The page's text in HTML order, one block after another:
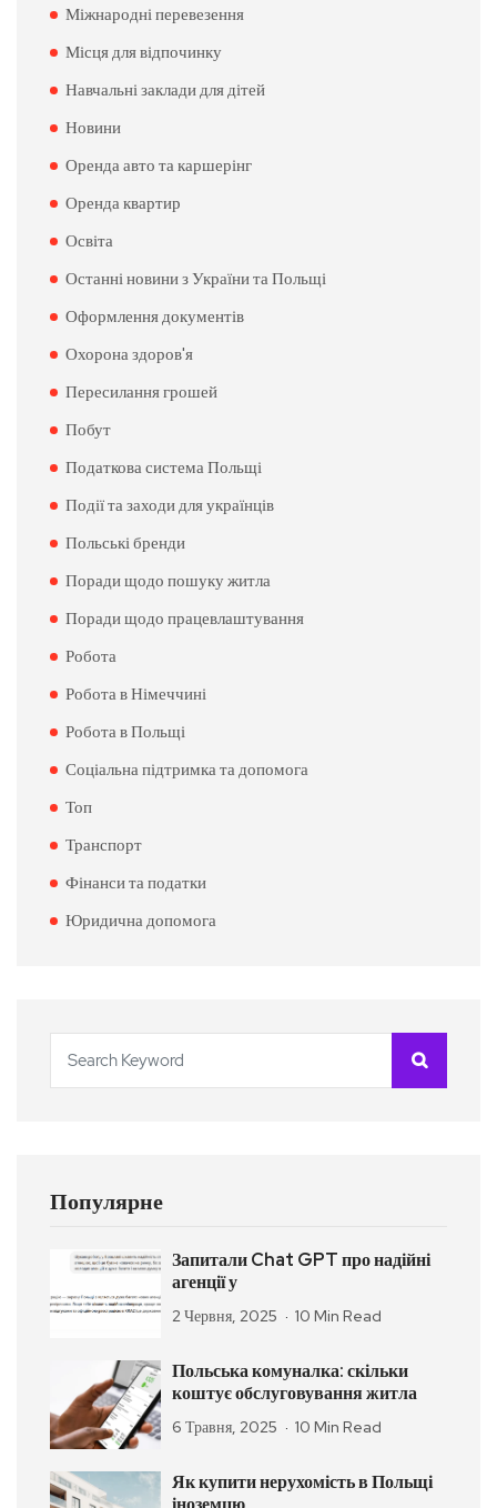
Міжнародні перевезення
Місця для відпочинку
Навчальні заклади для дітей
Новини
Оренда авто та каршерінг
Оренда квартир
Освіта
Останні новини з України та Польщі
Оформлення документів
Охорона здоров'я
Пересилання грошей
Побут
Податкова система Польщі
Події та заходи для українців
Польські бренди
Поради щодо пошуку житла
Поради щодо працевлаштування
Робота
Робота в Німеччині
Робота в Польщі
Соціальна підтримка та допомога
Топ
Транспорт
Фінанси та податки
Юридична допомога
Популярне
Запитали Chat GPT про надійні
агенції у
2 Червня, 2025 10 Min Read
Польська комуналка: скільки
коштує обслуговування житла
6 Травня, 2025 10 Min Read
Як купити нерухомість в Польщі